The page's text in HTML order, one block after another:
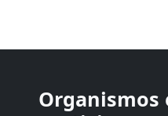
Organismos
CÁMARA DE